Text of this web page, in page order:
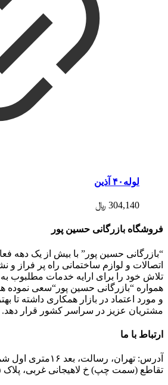
لوله۴۰ آذین
304,140 ﷼
فروشگاه بازرگانی حسین پور
“بازرگانی حسین پور” با بیش از یک دهه
اتصالات و لوازم ساختمانی راه پر فراز و
تلاش خود را برای ارایه خدمات مطلبوب
همواره “بازرگانی حسین پور“سعی نموده
و مورد اعتماد در بازار همکاری داشته تا
مشتریان عزیز در سراسر کشور قرار دهد.
ارتباط با ما
آدرس: تهران، رسالت،
تقاطع (سمت چپ) خ لاهیجانی غربی، پلاک ۲۴۵